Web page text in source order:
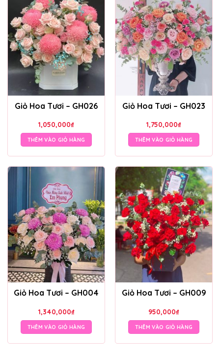
Giỏ Hoa Tươi – GH026
1,050,000₫
THÊM VÀO GIỎ HÀNG
Giỏ Hoa Tươi – GH023
1,750,000₫
THÊM VÀO GIỎ HÀNG
Giỏ Hoa Tươi – GH004
1,340,000₫
THÊM VÀO GIỎ HÀNG
Giỏ Hoa Tươi – GH009
950,000₫
THÊM VÀO GIỎ HÀNG